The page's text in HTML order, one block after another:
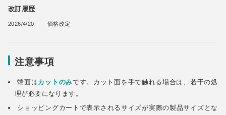
改訂履歴
2026/4/20 価格改定
注意事項
端面はカットのみです。カット面を手で触れる場合は、若干の処
理が必要になります。
ショッピングカートで表示されるサイズが実際の製品サイズとな